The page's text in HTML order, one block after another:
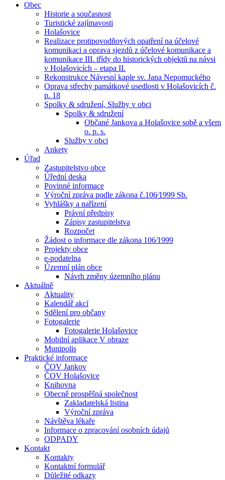
Obec
Historie a současnost
Turistické zajímavosti
Holašovice
Realizace protipovodňových opatření na účelové
komunikaci a oprava sjezdů z účelové komunikace a
komunikace III. třídy do historických objektů na návsi
v Holašovicích – etapa II.
Rekonstrukce Návesní kaple sv. Jana Nepomuckého
Oprava střechy památkové usedlosti v Holašovicích č.
p. 18
Spolky & sdružení, Služby v obci
Spolky & sdružení
Občané Jankova a Holašovice sobě a všem
o. p. s.
Služby v obci
Ankety
Úřad
Zastupitelstvo obce
Úřední deska
Povinné informace
Výroční zpráva podle zákona č.106⁄1999 Sb.
Vyhlášky a nařízení
Právní předpisy
Zápisy zastupitelstva
Rozpočet
Žádost o informace dle zákona 106⁄1999
Projekty obce
e-podatelna
Územní plán obce
Návrh změny územního plánu
Aktuálně
Aktuality
Kalendář akcí
Sdělení pro občany
Fotogalerie
Fotogalerie Holašovice
Mobilní aplikace V obraze
Munipolis
Praktické informace
ČOV Jankov
ČOV Holašovice
Knihovna
Obecně prospěšná společnost
Zakladatelská listina
Výroční zpráva
Návštěva lékaře
Informace o zpracování osobních údajů
ODPADY
Kontakt
Kontakty
Kontaktní formulář
Důležité odkazy